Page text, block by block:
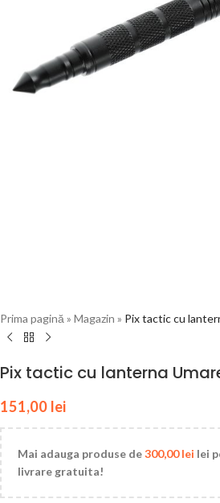
Prima pagină » Magazin » Pix tactic cu
Pix tactic cu lanterna
151,00 lei
Mai adauga produse de300,00lei lei
livrare gratuita!